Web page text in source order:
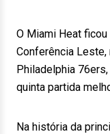
O Miami Heat
Conferência
Philadelphia
quinta partida
Na história da